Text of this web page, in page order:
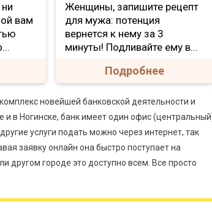
вам
Женщины, запишите рецепт
для мужа: потенция
вернется к нему за 3
минуты! Подливайте ему в...
Подробнее
новейшей банковской деятельности и
и в Ногинске, банк имеет один офис
услуги подать можно через интернет, так
заявку онлайн она быстро поступает на
другом городе это доступно всем. Все просто